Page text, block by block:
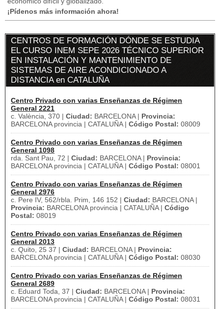
¡Pídenos más información ahora!
CENTROS DE FORMACIÓN DÓNDE SE ESTUDIA
EL CURSO INEM SEPE 2026 TÉCNICO SUPERIOR
EN INSTALACIÓN Y MANTENIMIENTO DE
SISTEMAS DE AIRE ACONDICIONADO A
DISTANCIA en CATALUÑA
Centro Privado con varias Enseñanzas de Régimen
General 2221
c. València, 370 | Ciudad: BARCELONA | Provincia:
BARCELONA provincia | CATALUÑA | Código Postal: 08009
Centro Privado con varias Enseñanzas de Régimen
General 1098
rda. Sant Pau, 72 | Ciudad: BARCELONA | Provincia:
BARCELONA provincia | CATALUÑA | Código Postal: 08001
Centro Privado con varias Enseñanzas de Régimen
General 2976
c. Pere IV, 562/rbla. Prim, 146 152 | Ciudad: BARCELONA |
Provincia: BARCELONA provincia | CATALUÑA | Código
Postal: 08019
Centro Privado con varias Enseñanzas de Régimen
General 2013
c. Quito, 25 37 | Ciudad: BARCELONA | Provincia:
BARCELONA provincia | CATALUÑA | Código Postal: 08030
Centro Privado con varias Enseñanzas de Régimen
General 2689
c. Eduard Toda, 37 | Ciudad: BARCELONA | Provincia:
BARCELONA provincia | CATALUÑA | Código Postal: 08031